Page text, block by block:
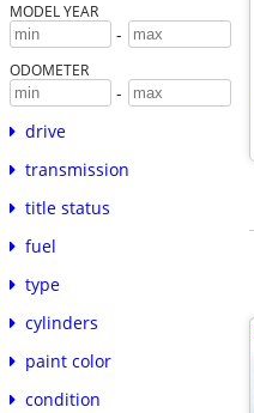
MODEL YEAR
-
ODOMETER
-
drive
transmission
title status
fuel
type
cylinders
paint color
condition